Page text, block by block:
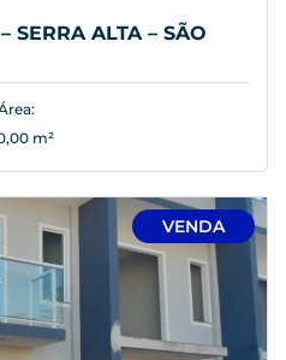
SERRA ALTA – SÃO
m²
VENDA